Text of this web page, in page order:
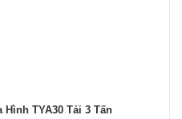
TYA30 Tải 3 Tấn